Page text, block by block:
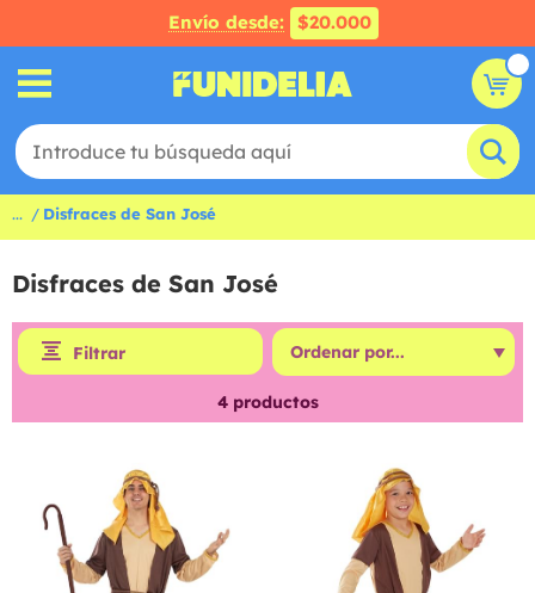
Envío desde: $20.000
... Disfraces de San José
Disfraces de San José
Filtrar
4productos